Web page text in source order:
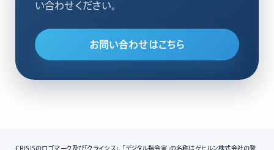
い合わせください。
お問い合わせはこちら
CRISISのロゴマーク及び「クライシス」、「デジタル指令室」の名称はゲヒルン株式会社の登